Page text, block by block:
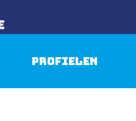
Profielen